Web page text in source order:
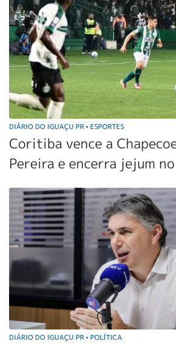
DIÁRIO DO IGUAÇU PR • ESPORTES
Coritiba vence a
Pereira e encerra jejum
DIÁRIO DO IGUAÇU PR • POLÍTICA